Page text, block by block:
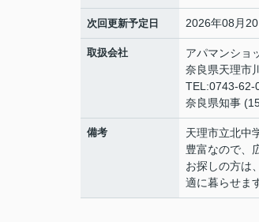
次回更新予定日 2026年08月20
取扱会社
アパマンショ
奈良県天理市
TEL:0743-62-
奈良県知事
備考
天理市立北中
豊富なので、
お探しの方は
適に暮らせま